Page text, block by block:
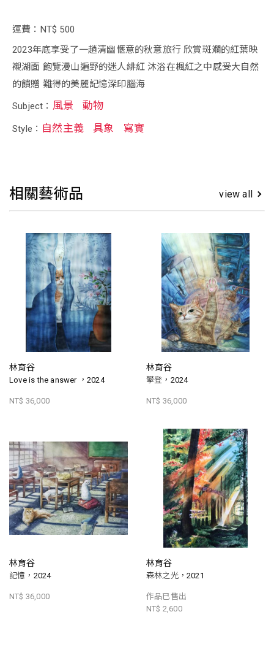
運費：NT$ 500
2023年底享受了一趟清幽愜意的秋意旅行 欣賞斑斕的紅葉映
襯湖面 飽覽漫山遍野的迷人緋紅 沐浴在楓紅之中感受大自然
的饋贈 難得的美麗記憶深印腦海
Subject： 風景 動物
Style： 自然主義 具象 寫實
相關藝術品 view all
林育谷
Love is the answer ，2024
NT$ 36,000
林育谷
攀登，2024
NT$ 36,000
林育谷
記憶，2024
NT$ 36,000
林育谷
森林之光，2021
作品已售出
NT$ 2,600